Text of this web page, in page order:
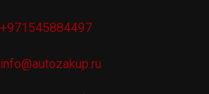
+971545884497
info@autozakup.ru